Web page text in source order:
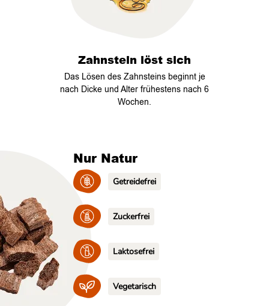
Zahnstein löst sich
Das Lösen des Zahnsteins beginnt je
nach Dicke und Alter frühestens nach 6
Wochen.
Nur Natur
Getreidefrei
Zuckerfrei
Laktosefrei
Vegetarisch